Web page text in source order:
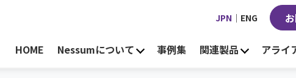
HOME Nessumについて 事例集 関連製品 アライ
JPN ｜ ENG